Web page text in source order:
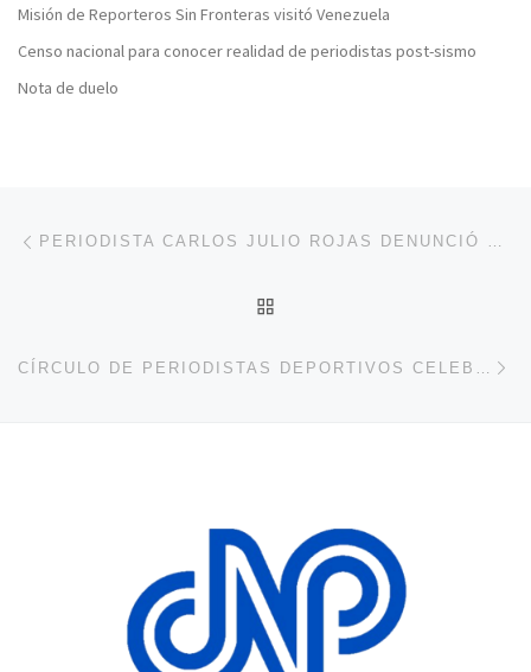
Misión de Reporteros Sin Fronteras visitó Venezuela
Censo nacional para conocer realidad de periodistas post-sismo
Nota de duelo
Navegación de entradas